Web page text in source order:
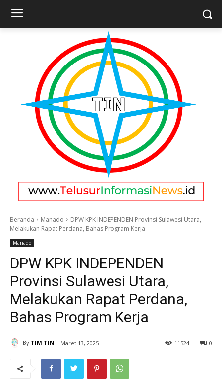
Beranda Manado
DPW KPK INDEPENDEN Provinsi Sulawesi Utara,
Melakukan Rapat Perdana, Bahas Program Kerja
Manado
DPW KPK INDEPENDEN
Provinsi Sulawesi Utara,
Melakukan Rapat Perdana,
Bahas Program Kerja
By TIM TIN Maret 13, 2025 0
11 524